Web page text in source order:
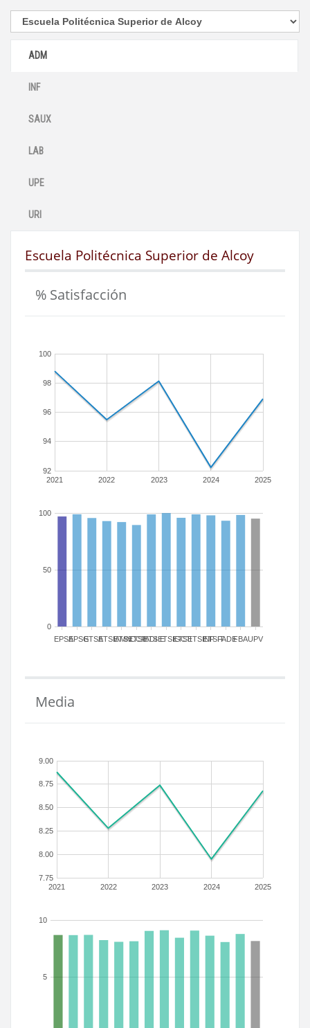
ADM
INF
SAUX
LAB
UPE
URI
Escuela Politécnica Superior de Alcoy
% Satisfacción
2021 2022 2023 2024 2025
92
94
96
98
100
EPSAEPSGETSAETSIAMN
ETSICCP
ETSIADI
ETSIEETSIGCT
ETSIIETSINFETSITFADEFBAUPV
0
50
100
Media
2021 2022 2023 2024 2025
7.75
8.00
8.25
8.50
8.75
9.00
5
10